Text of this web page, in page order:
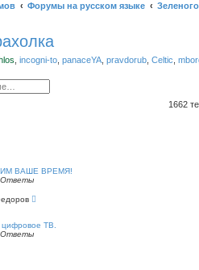
Форумы на русском языке
incogni-to panaceYA pravdorub Celtic
1662
ВАШЕ ВРЕМЯ!
Ответы
ТВ.
Ответы